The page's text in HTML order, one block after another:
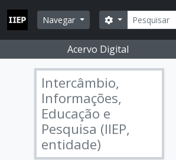
Skip to main content
Navegar
Pesquisar
Opções de busca
Acervo Digital
Intercâmbio,
Informações,
Educação e
Pesquisa (IIEP,
entidade)